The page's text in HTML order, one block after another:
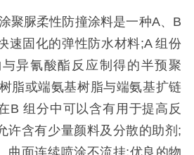
聚脲柔性防撞涂料是一种A、B
速固化的弹性防水材料;A 组份
异氰酸酯反应制得的半预聚
脂或端氨基树脂与端氨基扩链
B 组分中可以含有用于提高反
许含有少量颜料及分散的助剂;
曲面连续喷涂不流挂;优良的物